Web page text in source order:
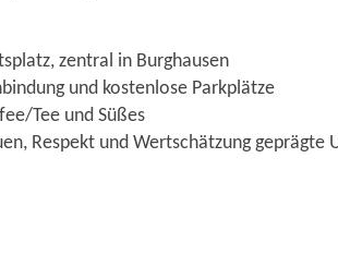
zentral in Burghausen
und kostenlose Parkplätze
Tee und Süßes
Respekt und Wertschätzung